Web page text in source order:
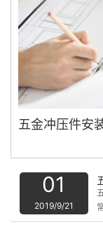
五金冲压件安
01
2019/9/21